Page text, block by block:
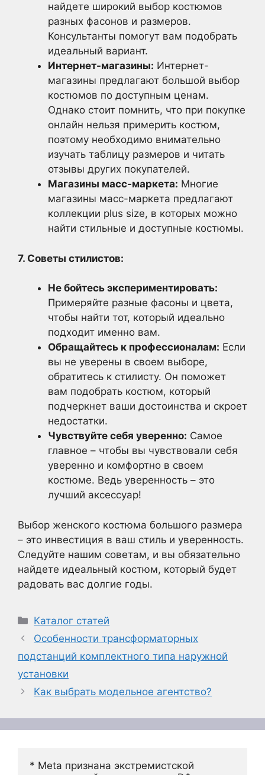
найдете широкий выбор костюмов
разных фасонов и размеров.
Консультанты помогут вам подобрать
идеальный вариант.
Интернет-магазины: Интернет-
магазины предлагают большой выбор
костюмов по доступным ценам.
Однако стоит помнить, что при покупке
онлайн нельзя примерить костюм,
поэтому необходимо внимательно
изучать таблицу размеров и читать
отзывы других покупателей.
Магазины масс-маркета: Многие
магазины масс-маркета предлагают
коллекции plus size, в которых можно
найти стильные и доступные костюмы.
7. Советы стилистов:
Не бойтесь экспериментировать:
Примеряйте разные фасоны и цвета,
чтобы найти тот, который идеально
подходит именно вам.
Обращайтесь к профессионалам: Если
вы не уверены в своем выборе,
обратитесь к стилисту. Он поможет
вам подобрать костюм, который
подчеркнет ваши достоинства и скроет
недостатки.
Чувствуйте себя уверенно: Самое
главное – чтобы вы чувствовали себя
уверенно и комфортно в своем
костюме. Ведь уверенность – это
лучший аксессуар!
Выбор женского костюма большого размера
– это инвестиция в ваш стиль и уверенность.
Следуйте нашим советам, и вы обязательно
найдете идеальный костюм, который будет
радовать вас долгие годы.
Рубрики
Каталог статей
Особенности трансформаторных
подстанций комплектного типа наружной
установки
Как выбрать модельное агентство?
* Meta признана экстремистской